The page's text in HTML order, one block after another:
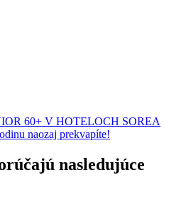
60+ V HOTELOCH SOREA
naozaj prekvapíte!
nasledujúce